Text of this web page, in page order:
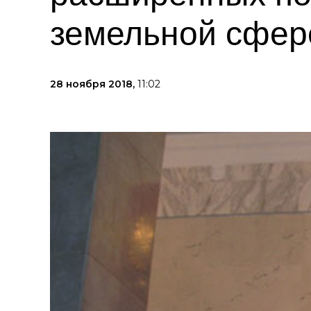
земельной
28 ноября 2018, 11:02